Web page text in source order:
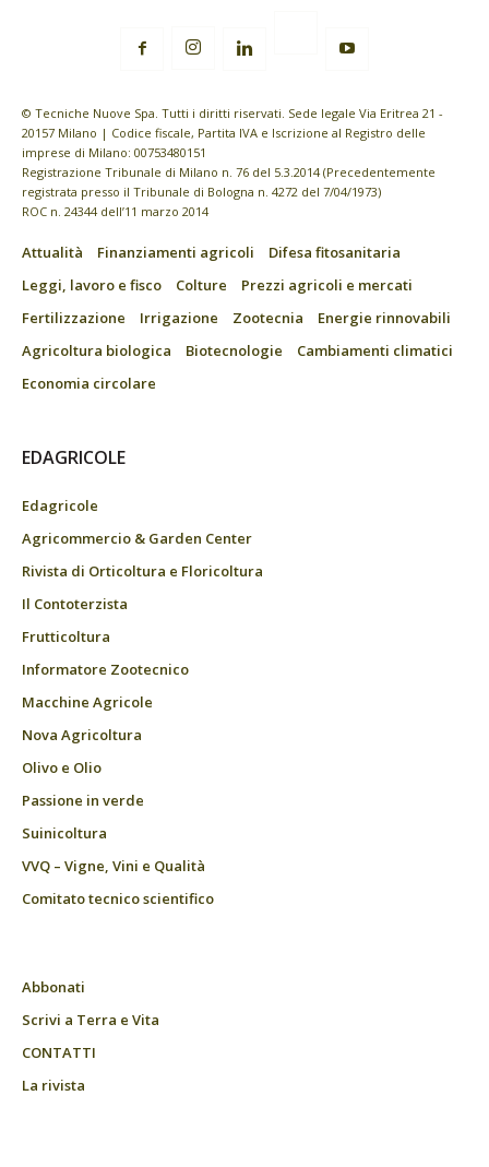
© Tecniche Nuove Spa. Tutti i diritti riservati. Sede legale Via Eritrea 21 -
20157 Milano | Codice fiscale, Partita IVA e Iscrizione al Registro delle
imprese di Milano: 00753480151
Registrazione Tribunale di Milano n. 76 del 5.3.2014 (Precedentemente
registrata presso il Tribunale di Bologna n. 4272 del 7/04/1973)
ROC n. 24344 dell’11 marzo 2014
Attualità Finanziamenti agricoli
Difesa fitosanitaria
Leggi, lavoro e fisco
Colture
Prezzi agricoli e mercati
Fertilizzazione
Irrigazione Zootecnia
Energie rinnovabili
Agricoltura biologica
Biotecnologie
Cambiamenti climatici
Economia circolare
EDAGRICOLE
Edagricole
Agricommercio & Garden Center
Rivista di Orticoltura e Floricoltura
Il Contoterzista
Frutticoltura
Informatore Zootecnico
Macchine Agricole
Nova Agricoltura
Olivo e Olio
Passione in verde
Suinicoltura
VVQ – Vigne, Vini e Qualità
Comitato tecnico scientifico
Abbonati
Scrivi a Terra e Vita
CONTATTI
La rivista